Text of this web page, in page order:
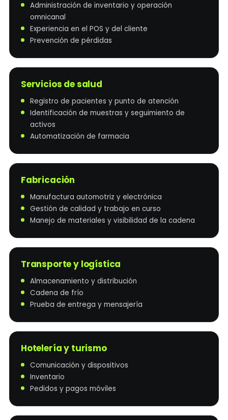
Administración de inventario y operación
omnicanal
Experiencia en el POS y del cliente
Prevención de pérdidas
Servicios de salud
Registro de pacientes y punto de atención
Identificación de muestras y seguimiento de
activos
Automatización de farmacia
Fabricación
Manufactura automotriz y electrónica
Gestión de calidad y trabajo en curso
Manejo de materiales y visibilidad de la cadena
Transporte y logística
Almacenamiento y distribución
Cadena de frío
Prueba de entrega y mensajería
Hotelería y turismo
Comunicación y dispositivos
Inventario
Pedidos y pagos móviles